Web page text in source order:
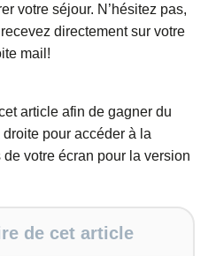
votre séjour. N’hésitez pas,
directement sur votre
mail!
article afin de gagner du
pour accéder à la
votre écran pour la version
de cet article